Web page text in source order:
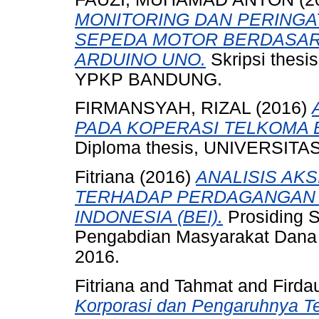
MONITORING DAN
SEPEDA MOTOR
ARDUINO UNO. Skripsi
YPKP BANDUNG.
FIRMANSYAH, RIZAL (2016)
PADA KOPERASI TELKOMA
Diploma thesis,
Fitriana (2016)ANALISIS
TERHADAP
INDONESIA (BEI). Prosiding
Pengabdian Masyarakat
2016.
Fitriana and Tahmat and
Korporasi dan Pengaruhnya